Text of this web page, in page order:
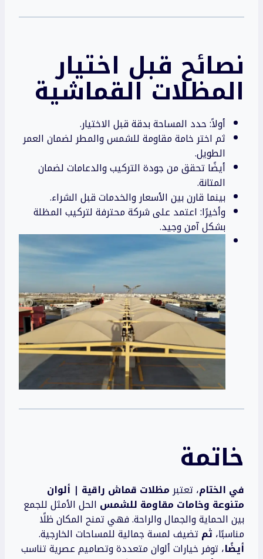
نصائح قبل اختيار
المظلات القماشية
أولاً: حدد المساحة بدقة قبل الاختيار.
ثم اختر خامة مقاومة للشمس والمطر لضمان العمر
الطويل.
أيضًا تحقق من جودة التركيب والدعامات لضمان
المتانة.
بينما قارن بين الأسعار والخدمات قبل الشراء.
وأخيرًا: اعتمد على شركة محترفة لتركيب المظلة
بشكل آمن وجيد.
خاتمة
في الختام، تعتبرمظلات قماش راقية | ألوان
متنوعة وخامات مقاومة للشمس الحل الأمثل للجمع
بين الحماية والجمال والراحة. فهي تمنح المكان ظلًا
مناسبًا، ثم تضيف لمسة جمالية للمساحات الخارجية.
أيضًا، توفر خيارات ألوان متعددة وتصاميم عصرية تناسب